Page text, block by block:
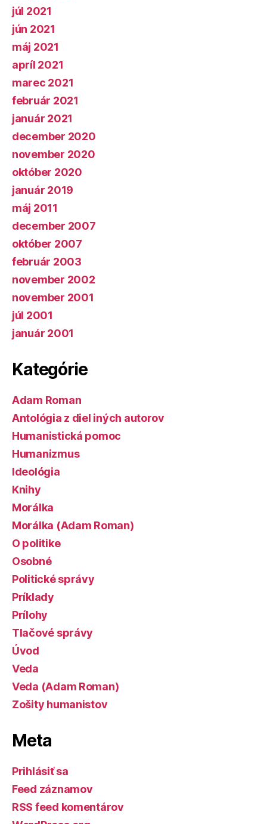
júl 2021
jún 2021
máj 2021
apríl 2021
marec 2021
február 2021
január 2021
december 2020
november 2020
október 2020
január 2019
máj 2011
december 2007
október 2007
február 2003
november 2002
november 2001
júl 2001
január 2001
Kategórie
Adam Roman
Antológia z diel iných autorov
Humanistická pomoc
Humanizmus
Ideológia
Knihy
Morálka
Morálka (Adam Roman)
O politike
Osobné
Politické správy
Príklady
Prílohy
Tlačové správy
Úvod
Veda
Veda (Adam Roman)
Zošity humanistov
Meta
Prihlásiť sa
Feed záznamov
RSS feed komentárov